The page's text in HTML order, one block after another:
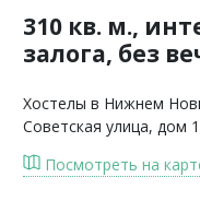
310 кв. м.,
залога, без
Хостелы в Нижнем
Советская улица, дом
Посмотреть на